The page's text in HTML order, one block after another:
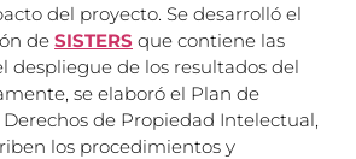
del proyecto. Se desarrolló el
de SISTERS que contiene las
despliegue de los resultados del
se elaboró ​​el Plan de
de Propiedad Intelectual,
los procedimientos y